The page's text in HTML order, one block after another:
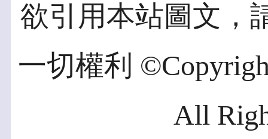
欲引用本站圖文，
一切權利
All